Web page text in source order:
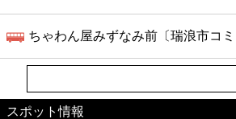
ちゃわん屋みずなみ前〔瑞浪市コ
スポット情報